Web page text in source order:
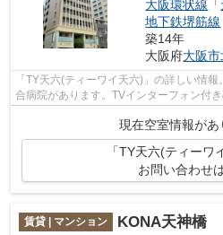
大阪環状線 「
地下鉄堺筋線
築14年
大阪府大阪
「TY天六(ティーワイ天六)」の詳しい情
合病院があります。TVインターフォン付
現在空室情報があ
「TY天六(ティーワ
お問い合わせ
賃貸 | マンション KONA天神橋